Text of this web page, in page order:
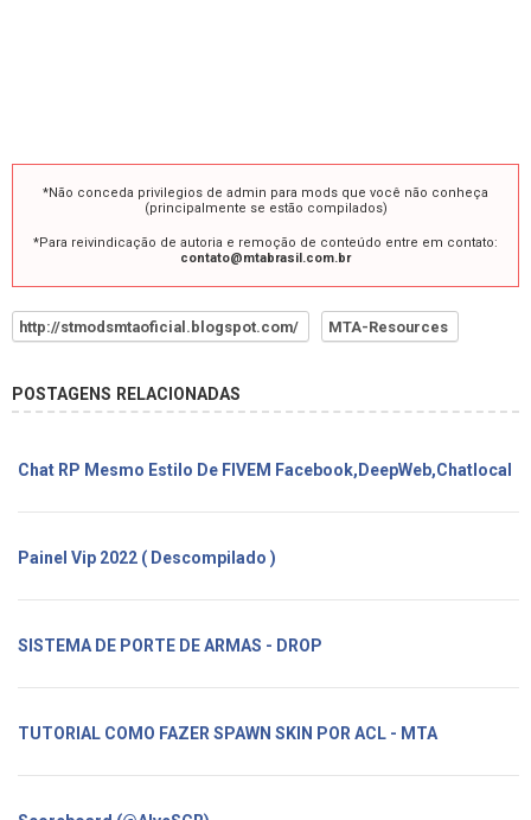
*Não conceda privilegios de admin para mods que você não conheça
(principalmente se estão compilados)
*Para reivindicação de autoria e remoção de conteúdo entre em contato:
contato@mtabrasil.com.br
http://stmodsmtaoficial.blogspot.com/ MTA-Resources
POSTAGENS RELACIONADAS
Chat RP Mesmo Estilo De FIVEM Facebook,DeepWeb,Chatlocal
Painel Vip 2022 ( Descompilado )
SISTEMA DE PORTE DE ARMAS - DROP
TUTORIAL COMO FAZER SPAWN SKIN POR ACL - MTA